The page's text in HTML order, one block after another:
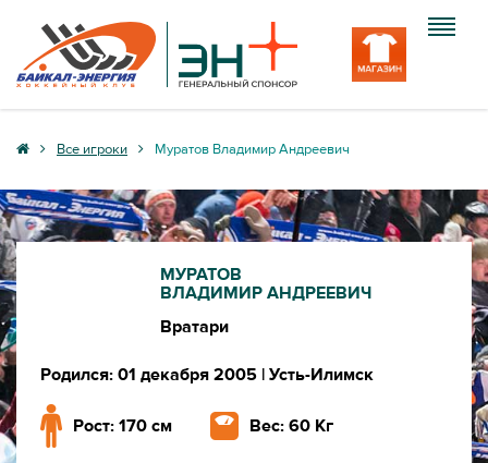
Клуб
Команда
Болельщику
Все игроки Муратов Владимир Андреевич
МУРАТОВ
ВЛАДИМИР АНДРЕЕВИЧ
Вратари
Родился: 01 декабря 2005 | Усть-Илимск
Рост: 170 см Вес: 60 Кг